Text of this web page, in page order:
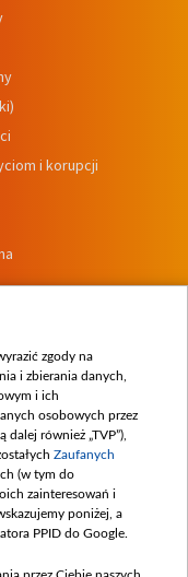
i korupcji
zgody na
i zbierania danych,
i ich
osobowych przez
również „TVP”),
Zaufanych
(w tym do
zainteresowań i
poniżej, a
PPID do Google.